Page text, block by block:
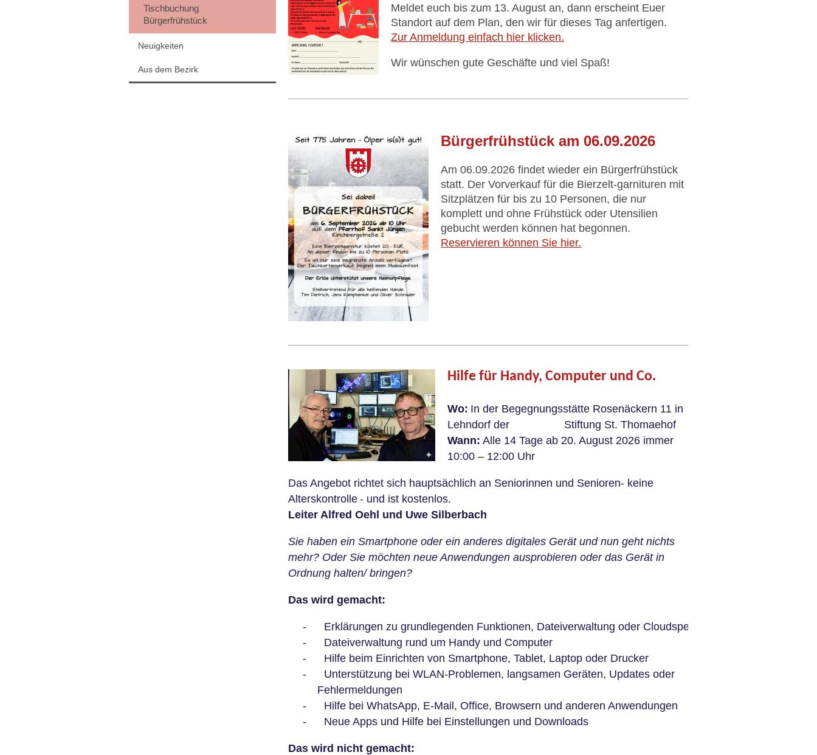
Meldet euch bis zum 13. August an, dann erscheint Euer
Standort auf dem Plan, den wir für dieses Tag anfertigen.
Zur Anmeldung einfach hier klicken.
Wir wünschen gute Geschäfte und viel Spaß!
Bürgerfrühstück am 06.09.2026
Am 06.09.2026 findet wieder ein Bürgerfrühstück
statt. Der Vorverkauf für die Bierzelt-garnituren mit
Sitzplätzen für bis zu 10 Personen, die nur
komplett und ohne Frühstück oder Utensilien
gebucht werden können hat begonnen.
Reservieren können Sie hier.
Hilfe für Handy, Computer und Co.
Wo: In der Begegnungsstätte Rosenäckern 11 in
Lehndorf der Stiftung St. Thomaehof
Wann: Alle 14 Tage ab 20. August 2026 immer
10:00 – 12:00 Uhr
Das Angebot richtet sich hauptsächlich an Seniorinnen und Senioren- keine
Alterskontrolle - und ist kostenlos.
Leiter Alfred Oehl und Uwe Silberbach
Sie haben ein Smartphone oder ein anderes digitales Gerät und nun geht nichts
mehr? Oder Sie möchten neue Anwendungen ausprobieren oder das Gerät in
Ordnung halten/ bringen?
Das wird gemacht:
-
Erklärungen zu grundlegenden Funktionen, Dateiverwaltung oder Cloudspeicher
-
Dateiverwaltung rund um Handy und Computer
-
Hilfe beim Einrichten von Smartphone, Tablet, Laptop oder Drucker
-
Unterstützung bei WLAN-Problemen, langsamen Geräten, Updates oder
Fehlermeldungen
-
Hilfe bei WhatsApp, E-Mail, Office, Browsern und anderen Anwendungen
-
Neue Apps und Hilfe bei Einstellungen und Downloads
Das wird nicht gemacht:
Tischbuchung
Bürgerfrühstück
Neuigkeiten
Aus dem Bezirk